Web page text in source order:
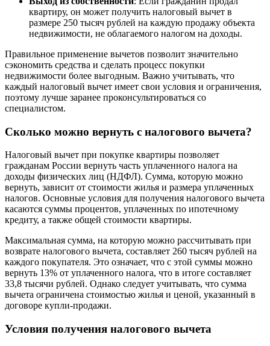
квартиру, он может получить налоговый вычет в
размере 250 тысяч рублей на каждую продажу объекта
недвижимости, не облагаемого налогом на доходы.
Правильное применение вычетов позволит значительно
сэкономить средства и сделать процесс покупки
недвижимости более выгодным. Важно учитывать, что
каждый налоговый вычет имеет свои условия и ограничения,
поэтому лучше заранее проконсультироваться со
специалистом.
Сколько можно вернуть с налогового вычета?
Налоговый вычет при покупке квартиры позволяет
гражданам России вернуть часть уплаченного налога на
доходы физических лиц (НДФЛ). Сумма, которую можно
вернуть, зависит от стоимости жилья и размера уплаченных
налогов. Основные условия для получения налогового вычета
касаются суммы процентов, уплаченных по ипотечному
кредиту, а также общей стоимости квартиры.
Максимальная сумма, на которую можно рассчитывать при
возврате налогового вычета, составляет 260 тысяч рублей на
каждого покупателя. Это означает, что с этой суммы можно
вернуть 13% от уплаченного налога, что в итоге составляет
33,8 тысячи рублей. Однако следует учитывать, что сумма
вычета ограничена стоимостью жилья и ценой, указанный в
договоре купли-продажи.
Условия получения налогового вычета